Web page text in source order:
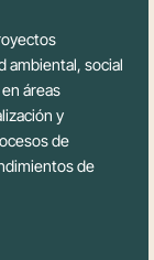
ambiental, social
áreas
y
de
de